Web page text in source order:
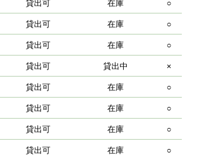
貸出可 在庫 ○
貸出可 在庫 ○
貸出可 在庫 ○
貸出可 貸出中 ×
貸出可 在庫 ○
貸出可 在庫 ○
貸出可 在庫 ○
貸出可 在庫 ○